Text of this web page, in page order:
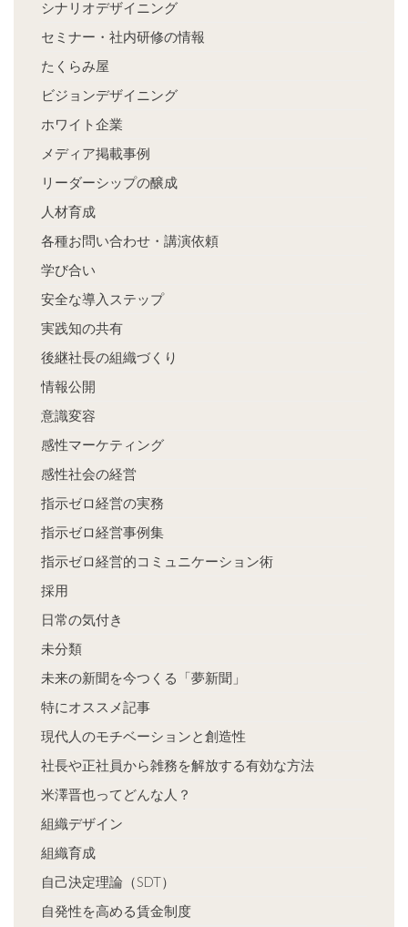
シナリオデザイニング
セミナー・社内研修の情報
たくらみ屋
ビジョンデザイニング
ホワイト企業
メディア掲載事例
リーダーシップの醸成
人材育成
各種お問い合わせ・講演依頼
学び合い
安全な導入ステップ
実践知の共有
後継社長の組織づくり
情報公開
意識変容
感性マーケティング
感性社会の経営
指示ゼロ経営の実務
指示ゼロ経営事例集
指示ゼロ経営的コミュニケーション術
採用
日常の気付き
未分類
未来の新聞を今つくる「夢新聞」
特にオススメ記事
現代人のモチベーションと創造性
社長や正社員から雑務を解放する有効な方法
米澤晋也ってどんな人？
組織デザイン
組織育成
自己決定理論（SDT）
自発性を高める賃金制度